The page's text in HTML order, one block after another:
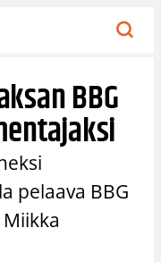
BBG
pelaava BBG